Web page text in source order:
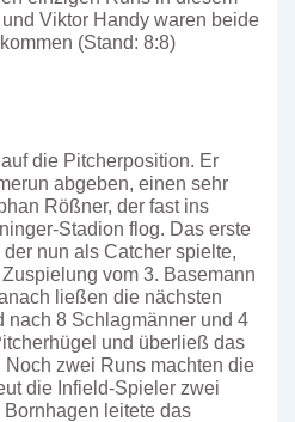
Viktor Handy waren beide
(Stand: 8:8)
die Pitcherposition. Er
abgeben, einen sehr
Rößner, der fast ins
Stadion flog. Das erste
nun als Catcher spielte,
vom 3. Basemann
ließen die nächsten
nach 8 Schlagmänner und 4
und überließ das
zwei Runs machten die
die Infield-Spieler zwei
leitete das